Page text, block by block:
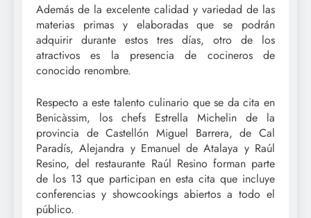
Además de la excelente calidad y variedad de las
materias primas y elaboradas que se podrán
adquirir durante estos tres días, otro de los
atractivos es la presencia de cocineros de
conocido renombre.
Respecto a este talento culinario que se da cita en
Benicàssim, los chefs Estrella Michelin de la
provincia de Castellón Miguel Barrera, de Cal
Paradís, Alejandra y Emanuel de Atalaya y Raúl
Resino, del restaurante Raúl Resino forman parte
de los 13 que participan en esta cita que incluye
conferencias y showcookings abiertos a todo el
público.